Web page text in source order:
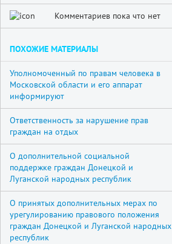
Комментариев пока что нет
ПОХОЖИЕ МАТЕРИАЛЫ
Уполномоченный по правам человека в
Московской области и его аппарат
информируют
Ответственность за нарушение прав
граждан на отдых
О дополнительной социальной
поддержке граждан Донецкой и
Луганской народных республик
О принятых дополнительных мерах по
урегулированию правового положения
граждан Донецкой и Луганской народных
республик